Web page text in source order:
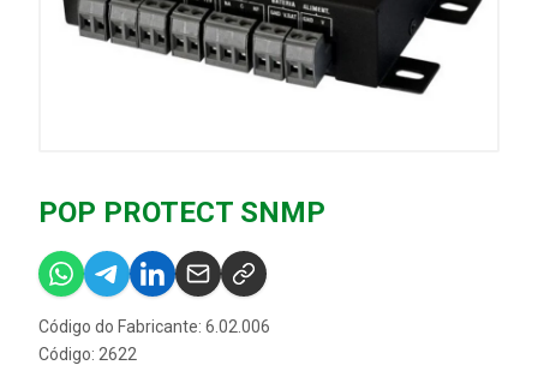
POP PROTECT SNMP
Código do Fabricante: 6.02.006
Código: 2622